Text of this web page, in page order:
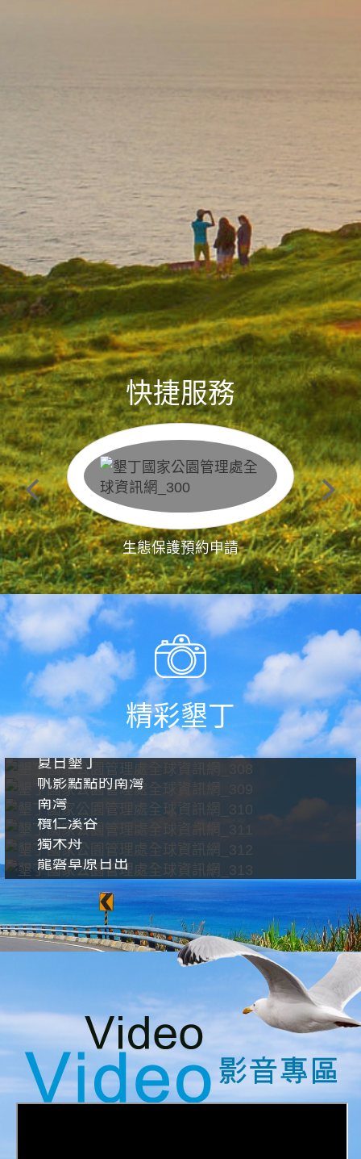
快捷服務
生態保護預約申請
精彩墾丁
夏日墾丁
帆影點點的南灣
南灣
欖仁溪谷
獨木舟
龍磐草原日出